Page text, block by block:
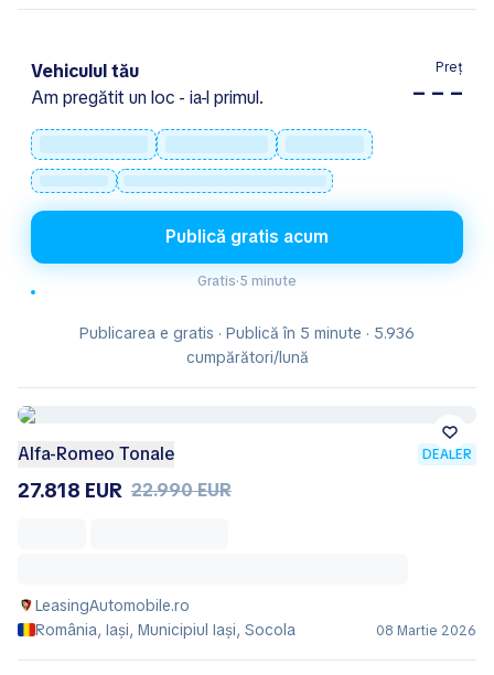
Vehiculul tău
Am pregătit un loc - ia-l primul.
Preț
– – –
Publică gratis acum
Gratis·5 minute
Publicarea e gratis · Publică în 5 minute · 5.936
cumpărători/lună
Alfa-Romeo Tonale DEALER
27.818 EUR 22.990 EUR
LeasingAutomobile.ro
România, Iași, Municipiul Iaşi, Socola
08 Martie 2026